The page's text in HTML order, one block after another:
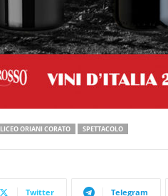
LICEO ORIANI CORATO SPETTACOLO
Twitter Telegram